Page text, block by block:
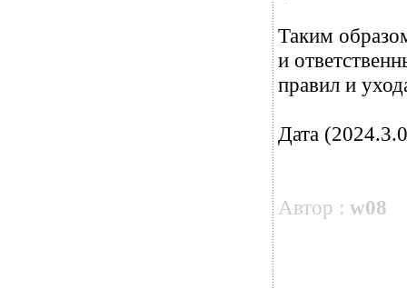
Таким
и
правил и
Дата
Автор : w08